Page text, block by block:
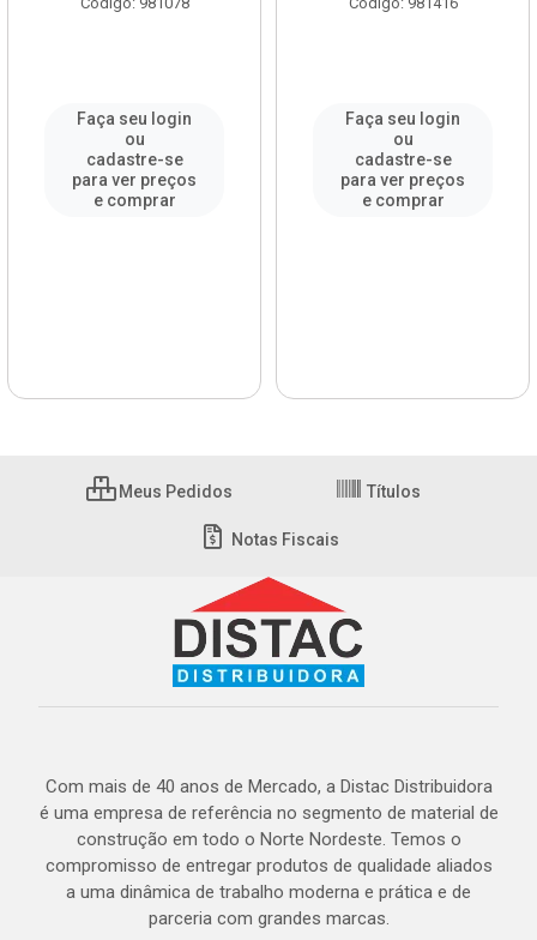
Faça seu login
ou
cadastre-se
para ver preços
e comprar
Faça seu login
ou
cadastre-se
para ver preços
e comprar
Meus Pedidos Títulos
Notas Fiscais
Com mais de 40 anos de Mercado, a Distac Distribuidora
é uma empresa de referência no segmento de material de
construção em todo o Norte Nordeste. Temos o
compromisso de entregar produtos de qualidade aliados
a uma dinâmica de trabalho moderna e prática e de
parceria com grandes marcas.